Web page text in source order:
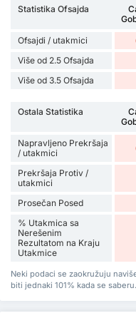
Statistika Ofsajda
Ofsajdi / utakmici
Više od 2.5 Ofsajda
Više od 3.5 Ofsajda
Ostala Statistika
Napravljeno Prekršaja
/ utakmici
Prekršaja Protiv /
utakmici
Prosečan Posed
% Utakmica sa
Nerešenim
Rezultatom na Kraju
Utakmice
Neki podaci se zaokružuju
biti jednaki 101% kada se saberu.